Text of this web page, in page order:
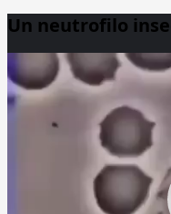
Un neutrofilo
Player